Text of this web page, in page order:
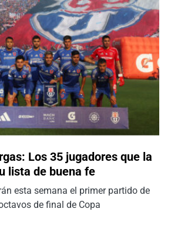
Los 35 jugadores que la
lista de buena fe
esta semana el primer partido de
de final de Copa